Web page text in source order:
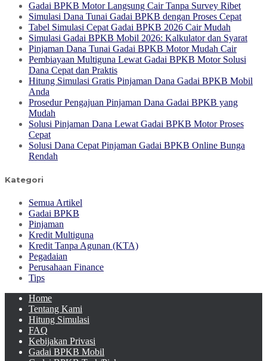
Gadai BPKB Motor Langsung Cair Tanpa Survey Ribet
Simulasi Dana Tunai Gadai BPKB dengan Proses Cepat
Tabel Simulasi Cepat Gadai BPKB 2026 Cair Mudah
Simulasi Gadai BPKB Mobil 2026: Kalkulator dan Syarat
Pinjaman Dana Tunai Gadai BPKB Motor Mudah Cair
Pembiayaan Multiguna Lewat Gadai BPKB Motor Solusi
Dana Cepat dan Praktis
Hitung Simulasi Gratis Pinjaman Dana Gadai BPKB Mobil
Anda
Prosedur Pengajuan Pinjaman Dana Gadai BPKB yang
Mudah
Solusi Pinjaman Dana Lewat Gadai BPKB Motor Proses
Cepat
Solusi Dana Cepat Pinjaman Gadai BPKB Online Bunga
Rendah
Kategori
Semua Artikel
Gadai BPKB
Pinjaman
Kredit Multiguna
Kredit Tanpa Agunan (KTA)
Pegadaian
Perusahaan Finance
Tips
Home
Tentang Kami
Hitung Simulasi
FAQ
Kebijakan Privasi
Gadai BPKB Mobil